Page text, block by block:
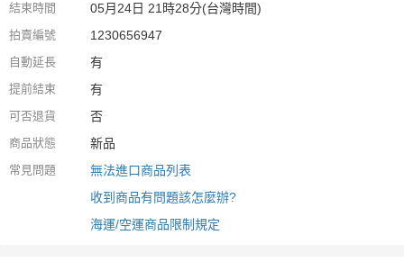
結束時間 05月24日 21時28分(台灣時間)
拍賣編號 1230656947
自動延長 有
提前結束 有
可否退貨 否
商品狀態 新品
常見問題
無法進口商品列表
收到商品有問題該怎麼辦?
海運/空運商品限制規定